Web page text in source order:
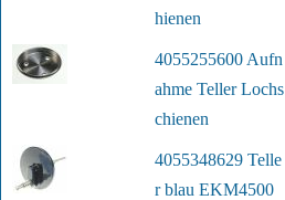
hienen
4055255600 Aufn
ahme Teller Lochs
chienen
4055348629 Telle
r blau EKM4500